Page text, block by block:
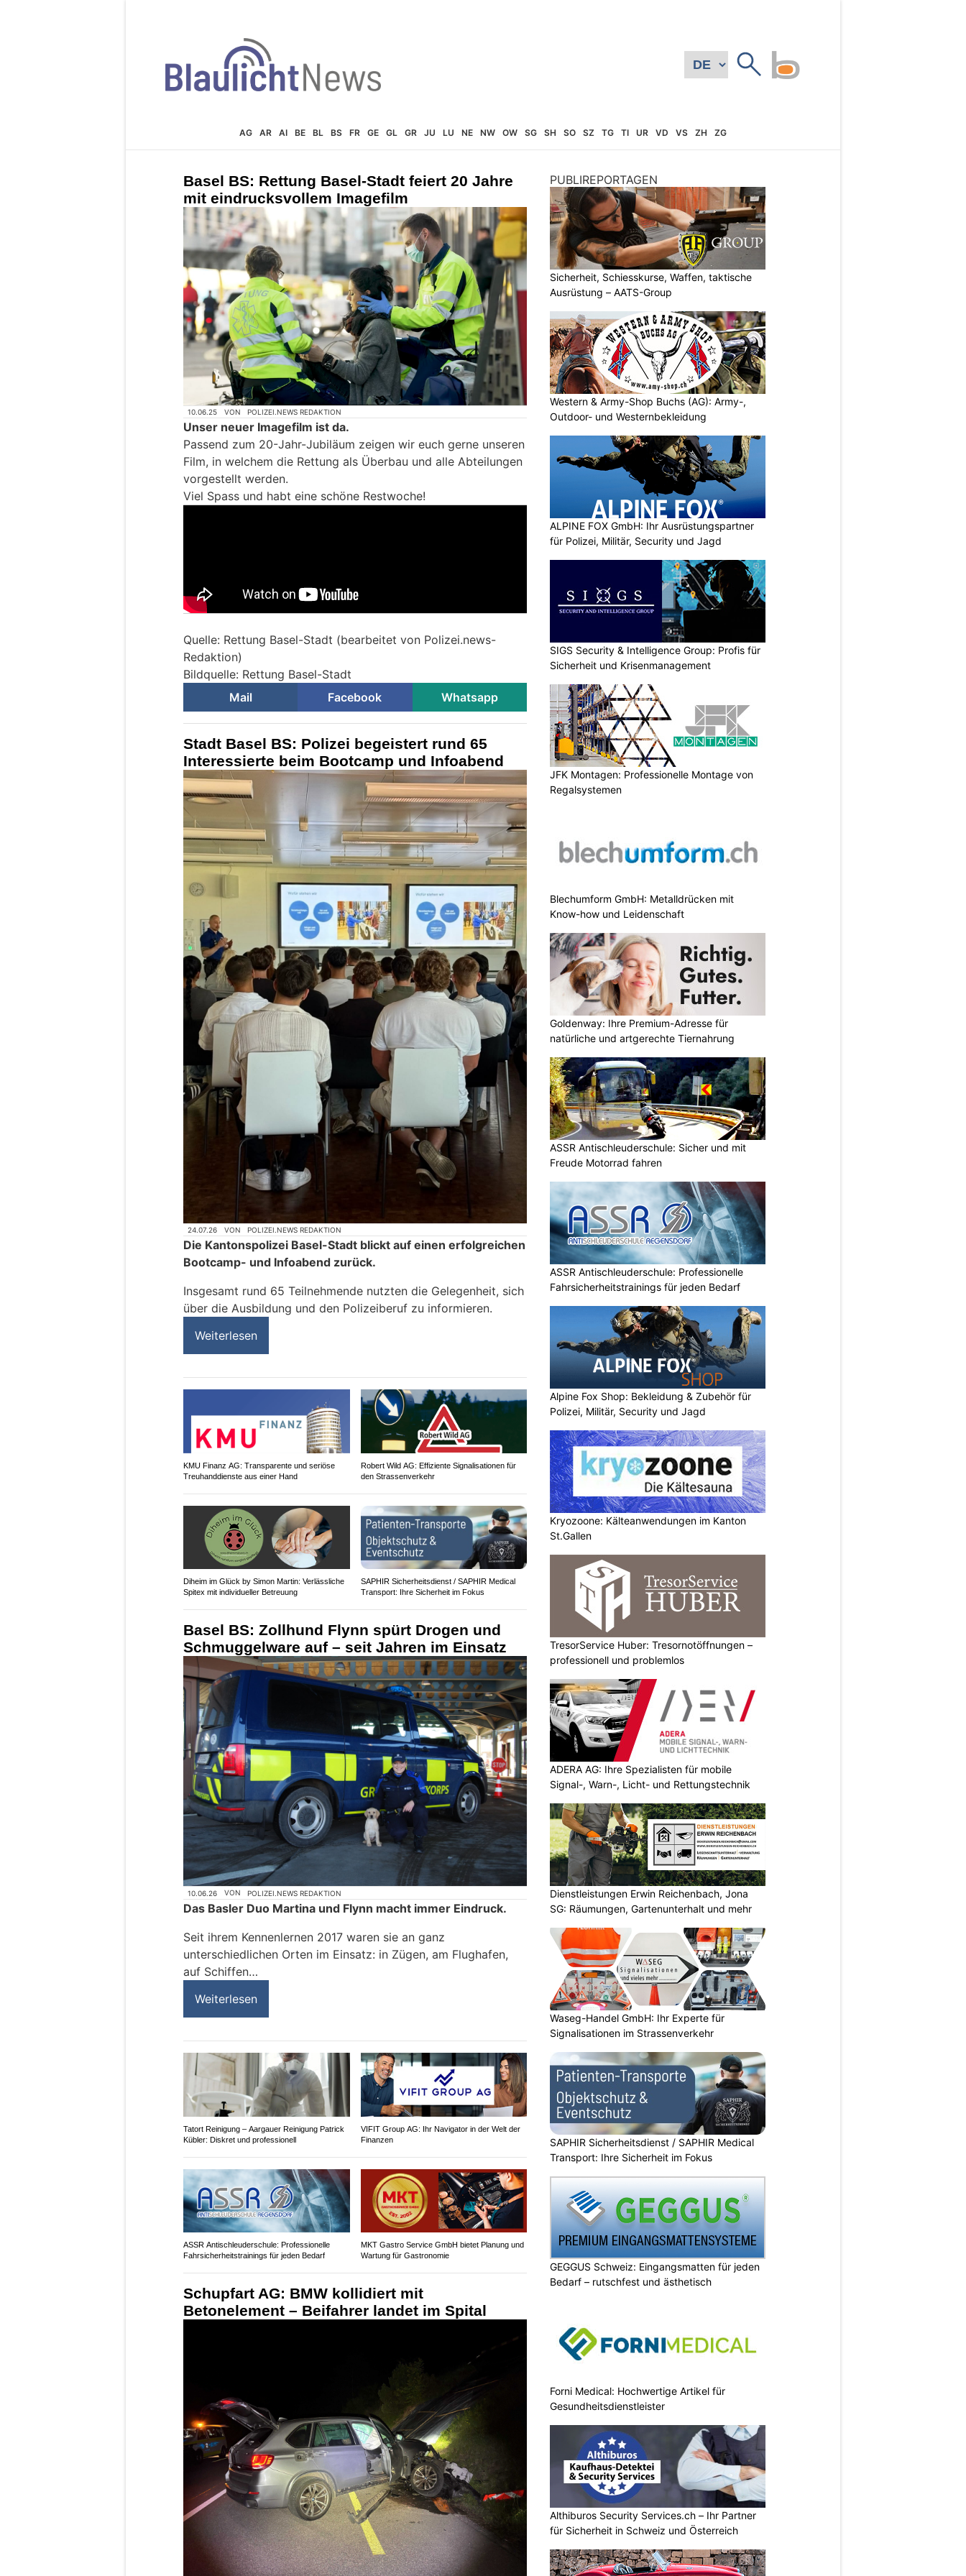
AG AR AI BE BL BS FR GE GL GR JU LU NE NW OW SG SH SO SZ TG TI UR VD VS ZH ZG
Basel BS: Rettung Basel-Stadt feiert 20 Jahre
mit eindrucksvollem Imagefilm
10.06.25 VON POLIZEI.NEWS REDAKTION
Unser neuer Imagefilm ist da.
Passend zum 20-Jahr-Jubiläum zeigen wir euch gerne unseren
Film, in welchem die Rettung als Überbau und alle Abteilungen
vorgestellt werden.
Viel Spass und habt eine schöne Restwoche!
Quelle: Rettung Basel-Stadt (bearbeitet von Polizei.news-
Redaktion)
Bildquelle: Rettung Basel-Stadt
Mail
Facebook Whatsapp
Stadt Basel BS: Polizei begeistert rund 65
Interessierte beim Bootcamp und Infoabend
24.07.26 VON POLIZEI.NEWS REDAKTION
Die Kantonspolizei Basel-Stadt blickt auf einen erfolgreichen
Bootcamp- und Infoabend zurück.
Insgesamt rund 65 Teilnehmende nutzten die Gelegenheit, sich
über die Ausbildung und den Polizeiberuf zu informieren.
Weiterlesen
KMU Finanz AG: Transparente und seriöse
Treuhanddienste aus einer Hand
Robert Wild AG: Effiziente Signalisationen für
den Strassenverkehr
Diheim im Glück by Simon Martin: Verlässliche
Spitex mit individueller Betreuung
SAPHIR Sicherheitsdienst / SAPHIR Medical
Transport: Ihre Sicherheit im Fokus
Basel BS: Zollhund Flynn spürt Drogen und
Schmuggelware auf – seit Jahren im Einsatz
10.06.26 VON POLIZEI.NEWS REDAKTION
Das Basler Duo Martina und Flynn macht immer Eindruck.
Seit ihrem Kennenlernen 2017 waren sie an ganz
unterschiedlichen Orten im Einsatz: in Zügen, am Flughafen,
auf Schiffen…
Weiterlesen
Tatort Reinigung – Aargauer Reinigung Patrick
Kübler: Diskret und professionell
VIFIT Group AG: Ihr Navigator in der Welt der
Finanzen
ASSR Antischleuderschule: Professionelle
Fahrsicherheitstrainings für jeden Bedarf
MKT Gastro Service GmbH bietet Planung und
Wartung für Gastronomie
Schupfart AG: BMW kollidiert mit
Betonelement – Beifahrer landet im Spital
PUBLIREPORTAGEN
Sicherheit, Schiesskurse, Waffen, taktische
Ausrüstung – AATS-Group
Western & Army-Shop Buchs (AG): Army-,
Outdoor- und Westernbekleidung
ALPINE FOX GmbH: Ihr Ausrüstungspartner
für Polizei, Militär, Security und Jagd
SIGS Security & Intelligence Group: Profis für
Sicherheit und Krisenmanagement
JFK Montagen: Professionelle Montage von
Regalsystemen
Blechumform GmbH: Metalldrücken mit
Know-how und Leidenschaft
Goldenway: Ihre Premium-Adresse für
natürliche und artgerechte Tiernahrung
ASSR Antischleuderschule: Sicher und mit
Freude Motorrad fahren
ASSR Antischleuderschule: Professionelle
Fahrsicherheitstrainings für jeden Bedarf
Alpine Fox Shop: Bekleidung & Zubehör für
Polizei, Militär, Security und Jagd
Kryozoone: Kälteanwendungen im Kanton
St.Gallen
TresorService Huber: Tresornotöffnungen –
professionell und problemlos
ADERA AG: Ihre Spezialisten für mobile
Signal-, Warn-, Licht- und Rettungstechnik
Dienstleistungen Erwin Reichenbach, Jona
SG: Räumungen, Gartenunterhalt und mehr
Waseg-Handel GmbH: Ihr Experte für
Signalisationen im Strassenverkehr
SAPHIR Sicherheitsdienst / SAPHIR Medical
Transport: Ihre Sicherheit im Fokus
GEGGUS Schweiz: Eingangsmatten für jeden
Bedarf – rutschfest und ästhetisch
Forni Medical: Hochwertige Artikel für
Gesundheitsdienstleister
Althiburos Security Services.ch – Ihr Partner
für Sicherheit in Schweiz und Österreich